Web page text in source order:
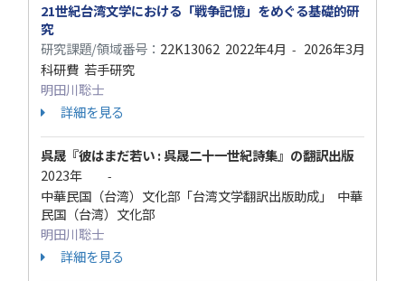
21世紀台湾文学における「戦争記憶」をめぐる基礎的研
究
研究課題/領域番号： 22K13062 2022年4月 - 2026年3月
科研費 若手研究
明田川聡士
詳細を見る
呉晟『彼はまだ若い : 呉晟二十一世紀詩集』の翻訳出版
2023年
-
中華民国（台湾）文化部「台湾文学翻訳出版助成」 中華
民国（台湾）文化部
明田川聡士
詳細を見る